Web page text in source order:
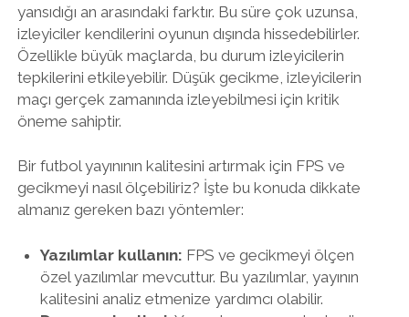
yansıdığı an arasındaki farktır. Bu süre çok uzunsa,
izleyiciler kendilerini oyunun dışında hissedebilirler.
Özellikle büyük maçlarda, bu durum izleyicilerin
tepkilerini etkileyebilir. Düşük gecikme, izleyicilerin
maçı gerçek zamanında izleyebilmesi için kritik
öneme sahiptir.
Bir futbol yayınının kalitesini artırmak için FPS ve
gecikmeyi nasıl ölçebiliriz? İşte bu konuda dikkate
almanız gereken bazı yöntemler:
Yazılımlar kullanın: FPS ve gecikmeyi ölçen
özel yazılımlar mevcuttur. Bu yazılımlar, yayının
kalitesini analiz etmenize yardımcı olabilir.